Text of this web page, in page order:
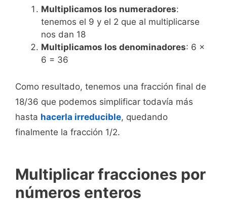
Multiplicamos los numeradores:
tenemos el 9 y el 2 que al multiplicarse
nos dan 18
Multiplicamos los denominadores: 6 x
6 = 36
Como resultado, tenemos una fracción final de
18/36 que podemos simplificar todavía más
hasta hacerla irreducible, quedando
finalmente la fracción 1/2.
Multiplicar fracciones por
números enteros